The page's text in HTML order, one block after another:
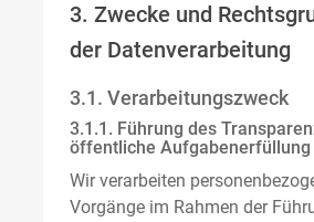
3. Zwecke und
der Datenverarbeitung
3.1. Verarbeitungszweck
3.1.1. Führung des
öffentliche Aufgabenerfüllung
Wir verarbeiten
Vorgänge im Rahmen der